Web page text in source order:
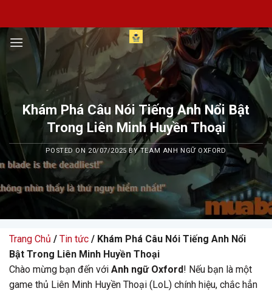
content
Khám Phá Câu Nói Tiếng Anh Nổi Bật
Trong Liên Minh Huyền Thoại
POSTED ON 20/07/2025 BYTEAM ANH NGỮ OXFORD
Trang Chủ / Tin tức / Khám Phá Câu Nói Tiếng Anh Nổi
Bật Trong Liên Minh Huyền Thoại
Chào mừng bạn đến với Anh ngữ Oxford! Nếu bạn là một
game thủ Liên Minh Huyền Thoại (LoL) chính hiệu, chắc hẳn